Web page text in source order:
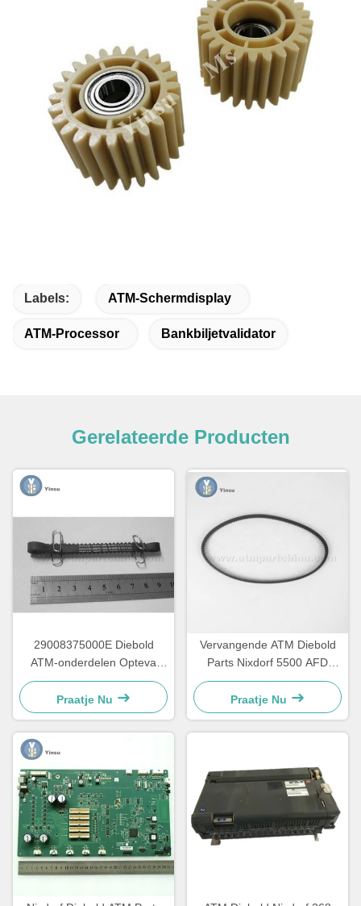
Labels: ATM-Schermdisplay
ATM-Processor Bankbiljetvalidator
Gerelateerde Producten
29008375000E Diebold
ATM-onderdelen Opteva
Timing Belt Transport Belt
67T
Praatje Nu
Vervangende ATM Diebold
Parts Nixdorf 5500 AFD
445T Transportgordel
2900837500AH
Praatje Nu